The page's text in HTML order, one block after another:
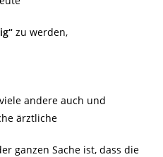
zu werden,
andere auch und
ärztliche
ganzen Sache ist, dass die